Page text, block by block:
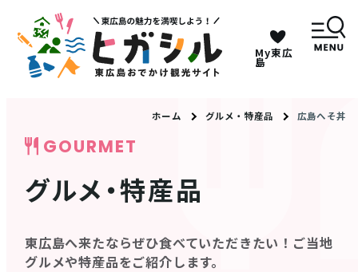
My東広
島
ホーム グルメ・特産品 広島へそ丼
GOURMET
グルメ・特産品
東広島へ来たならぜひ⾷べていただきたい！ご当地
グルメや特産品をご紹介します。
キーワードは2つまで、30文字以内で検索してくだ
さい。
メニュー
MENU
観光スポット